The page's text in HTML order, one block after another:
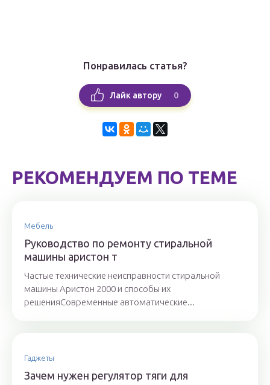
Понравилась статья?
Лайк автору 0
РЕКОМЕНДУЕМ ПО ТЕМЕ
Мебель
Руководство по ремонту стиральной
машины аристон т
Частые технические неисправности стиральной
машины Аристон 2000 и способы их
решенияСовременные автоматические...
Гаджеты
Зачем нужен регулятор тяги для